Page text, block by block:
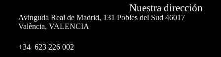
Nuestra dirección
Avinguda Real de Madrid, 131 Pobles del Sud 46017
València, VALENCIA
+34 623 226 002